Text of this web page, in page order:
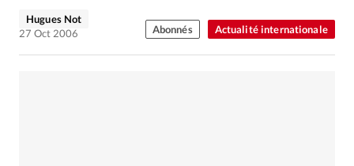
Actualité internationale
Hugues Not
27 Oct 2006
Abonnés